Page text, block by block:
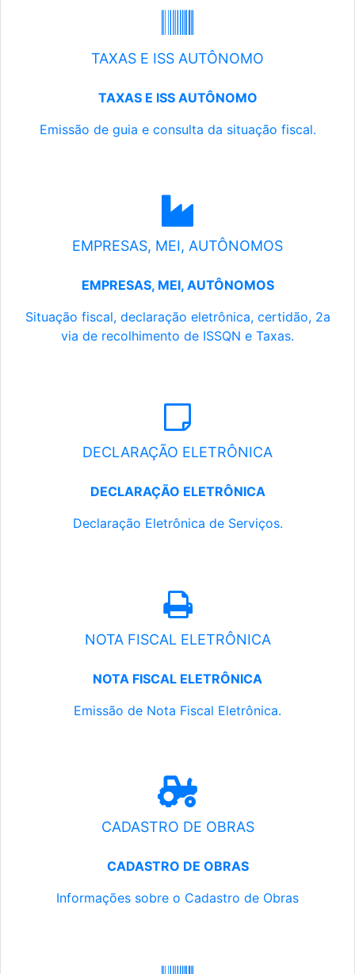
TAXAS E ISS AUTÔNOMO
TAXAS E ISS AUTÔNOMO
Emissão de guia e consulta da situação fiscal.
EMPRESAS, MEI, AUTÔNOMOS
EMPRESAS, MEI, AUTÔNOMOS
Situação fiscal, declaração eletrônica, certidão, 2a
via de recolhimento de ISSQN e Taxas.
DECLARAÇÃO ELETRÔNICA
DECLARAÇÃO ELETRÔNICA
Declaração Eletrônica de Serviços.
NOTA FISCAL ELETRÔNICA
NOTA FISCAL ELETRÔNICA
Emissão de Nota Fiscal Eletrônica.
CADASTRO DE OBRAS
CADASTRO DE OBRAS
Informações sobre o Cadastro de Obras